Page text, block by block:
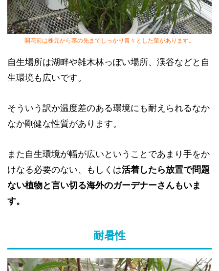
開花前は株元から茎の先までしっかり青々とした葉があります。
自生場所は湖畔や雑木林っぽい場所、渓谷などと自
生環境も広いです。
そういう訳か温度差のある環境にも耐えられるなか
なか剛健な性質があります。
また自生環境が幅が広いということであまり手をか
けなる必要のない、もしくは活着したら放置で問題
ない植物と言い切る海外のガーデナーさんもいま
す。
耐暑性